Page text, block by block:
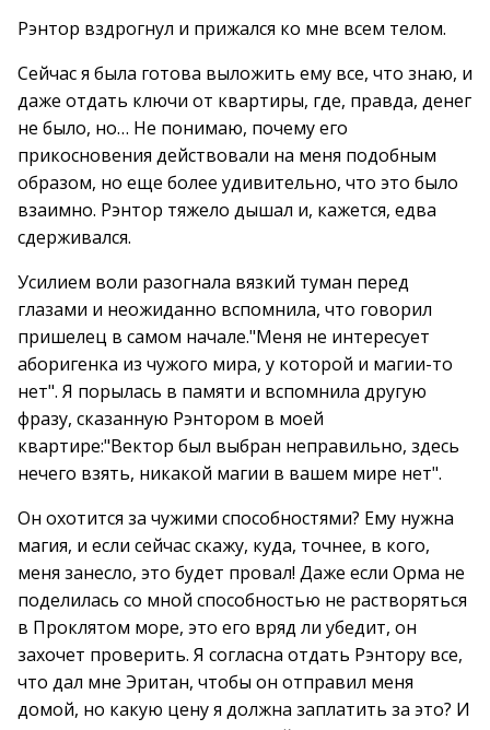
Рэнтор вздрогнул и прижался ко мне всем телом.
Сейчас я была готова выложить ему все, что знаю, и
даже отдать ключи от квартиры, где, правда, денег
не было, но… Не понимаю, почему его
прикосновения действовали на меня подобным
образом, но еще более удивительно, что это было
взаимно. Рэнтор тяжело дышал и, кажется, едва
сдерживался.
Усилием воли разогнала вязкий туман перед
глазами и неожиданно вспомнила, что говорил
пришелец в самом начале."Меня не интересует
аборигенка из чужого мира, у которой и магии-то
нет". Я порылась в памяти и вспомнила другую
фразу, сказанную Рэнтором в моей
квартире:"Вектор был выбран неправильно, здесь
нечего взять, никакой магии в вашем мире нет".
Он охотится за чужими способностями? Ему нужна
магия, и если сейчас скажу, куда, точнее, в кого,
меня занесло, это будет провал! Даже если Орма не
поделилась со мной способностью не растворяться
в Проклятом море, это его вряд ли убедит, он
захочет проверить. Я согласна отдать Рэнтору все,
что дал мне Эритан, чтобы он отправил меня
домой, но какую цену я должна заплатить за это? И